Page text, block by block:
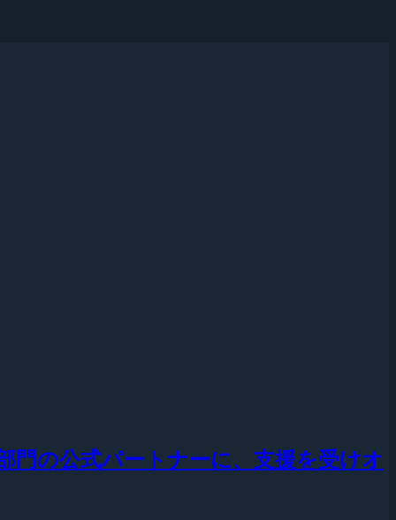
門の公式パートナーに、支援を受けオ